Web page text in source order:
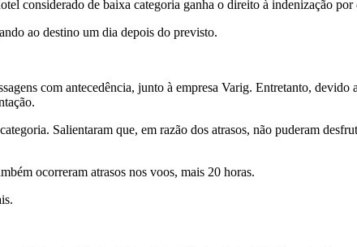
considerado de baixa categoria ganha o direito à indenização por
ao destino um dia depois do previsto.
com antecedência, junto à empresa Varig. Entretanto,
Salientaram que, em razão dos atrasos, não puderam
ocorreram atrasos nos voos, mais 20 horas.